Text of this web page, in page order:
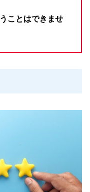
ことはできませ